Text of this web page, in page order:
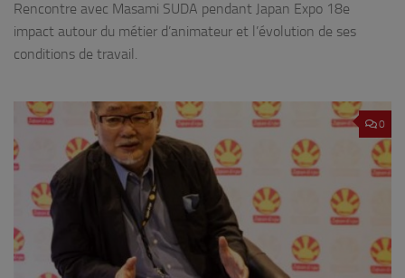
Rencontre avec Masami SUDA pendant Japan Expo 18e
impact autour du métier d’animateur et l’évolution de ses
conditions de travail.
0